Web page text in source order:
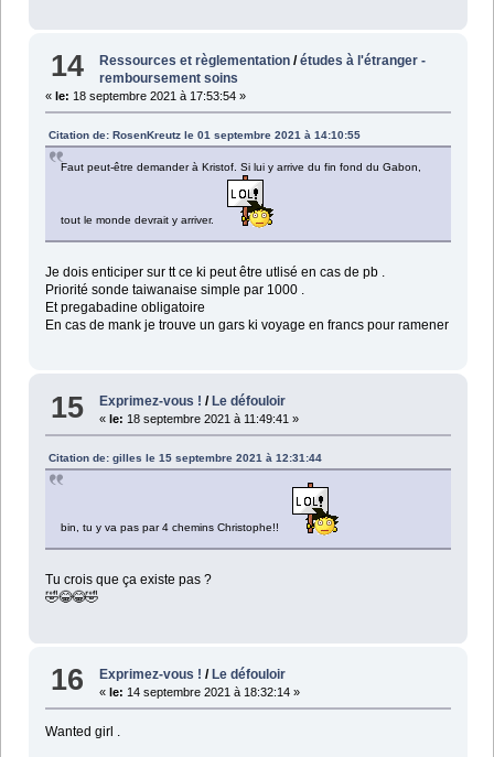
14 Ressources et règlementation /études à l'étranger -
remboursement soins
« le: 18 septembre 2021 à 17:53:54 »
Citation de: RosenKreutz le 01 septembre 2021 à 14:10:55
Faut peut-être demander à Kristof. Si lui y arrive du fin fond du Gabon,
tout le monde devrait y arriver.
Je dois enticiper sur tt ce ki peut être utlisé en cas de pb .
Priorité sonde taiwanaise simple par 1000 .
Et pregabadine obligatoire
En cas de mank je trouve un gars ki voyage en francs pour ramener
15 Exprimez-vous ! / Le défouloir
« le: 18 septembre 2021 à 11:49:41 »
Citation de: gilles le 15 septembre 2021 à 12:31:44
bin, tu y va pas par 4 chemins Christophe!!
Tu crois que ça existe pas ?
🤣😂😂🤣
16 Exprimez-vous ! / Le défouloir
«le: 14 septembre 2021 à 18:32:14 »
Wanted girl .